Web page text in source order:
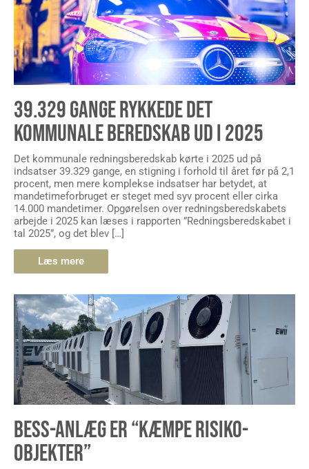
39.329 GANGE RYKKEDE DET
KOMMUNALE BEREDSKAB UD I 2025
Det kommunale redningsberedskab kørte i 2025 ud på
indsatser 39.329 gange, en stigning i forhold til året før på 2,1
procent, men mere komplekse indsatser har betydet, at
mandetimeforbruget er steget med syv procent eller cirka
14.000 mandetimer. Opgørelsen over redningsberedskabets
arbejde i 2025 kan læses i rapporten ”Redningsberedskabet i
tal 2025”, og det blev […]
Læs mere
BESS-ANLÆG ER “KÆMPE RISIKO-
OBJEKTER”